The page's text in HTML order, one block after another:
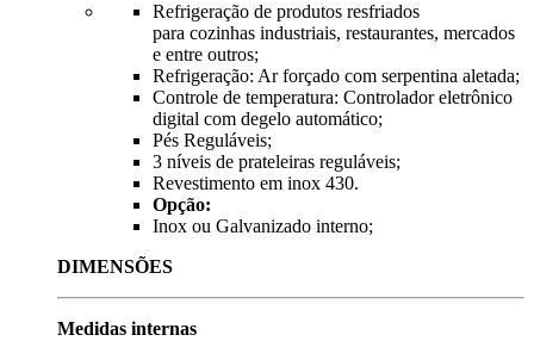
Refrigeração de produtos resfriados
para cozinhas industriais, restaurantes, mercados
e entre outros;
Refrigeração: Ar forçado com serpentina aletada;
Controle de temperatura: Controlador eletrônico
digital com degelo automático;
Pés Reguláveis;
3 níveis de prateleiras reguláveis;
Revestimento em inox 430.
Opção:
Inox ou Galvanizado interno;
DIMENSÕES
Medidas internas